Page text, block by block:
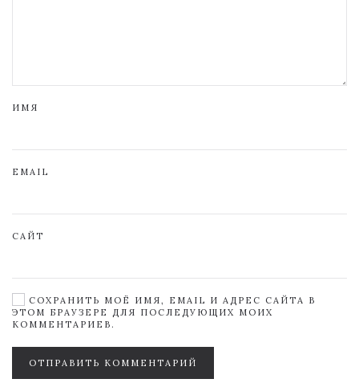
ИМЯ
EMAIL
САЙТ
СОХРАНИТЬ МОЁ ИМЯ, EMAIL И АДРЕС САЙТА В
ЭТОМ БРАУЗЕРЕ ДЛЯ ПОСЛЕДУЮЩИХ МОИХ
КОММЕНТАРИЕВ.
ОТПРАВИТЬ КОММЕНТАРИЙ